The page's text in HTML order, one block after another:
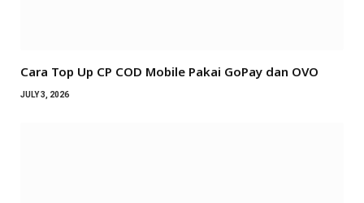
Cara Top Up CP COD Mobile Pakai GoPay dan OVO
JULY 3, 2026